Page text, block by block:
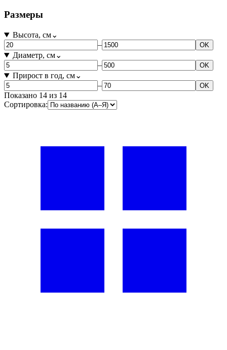
Размеры
Высота, см⌄
–
OK
Диаметр, см⌄
–
OK
Прирост в год, см⌄
–
OK
Показано 14 из 14
Сортировка: